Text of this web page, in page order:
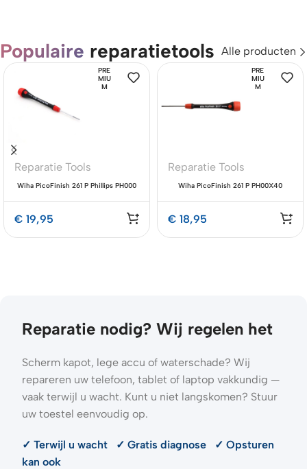
Populaire reparatietools Alle producten
PRE
MIU
M
Reparatie Tools
Wiha PicoFinish 261 P Phillips PH000
€ 19,95
PRE
MIU
M
Reparatie Tools
Wiha PicoFinish 261 P PH00X40
€ 18,95
Reparatie nodig? Wij regelen het
Scherm kapot, lege accu of waterschade? Wij
repareren uw telefoon, tablet of laptop vakkundig —
vaak terwijl u wacht. Kunt u niet langskomen? Stuur
uw toestel eenvoudig op.
✓ Terwijl u wacht ✓ Gratis diagnose ✓ Opsturen
kan ook